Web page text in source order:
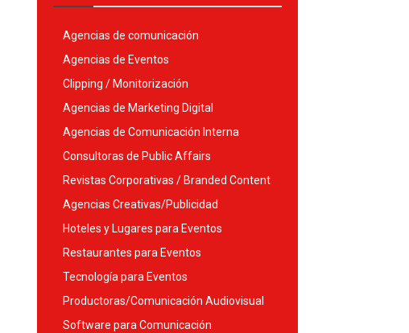
Agencias de comunicación
Agencias de Eventos
Clipping / Monitorización
Agencias de Marketing Digital
Agencias de Comunicación Interna
Consultoras de Public Affairs
Revistas Corporativas / Branded Content
Agencias Creativas/Publicidad
Hoteles y Lugares para Eventos
Restaurantes para Eventos
Tecnología para Eventos
Productoras/Comunicación Audiovisual
Software para Comunicación